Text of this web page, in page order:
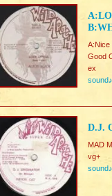
A:Nice
Good
ex
sound♪
D.J.
MAD
vg+
sound♪